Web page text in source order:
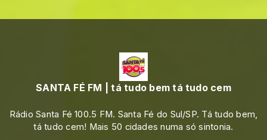
SANTA FÉ FM | tá tudo bem tá tudo cem
Rádio Santa Fé 100.5 FM. Santa Fé do Sul/SP. Tá tudo bem,
tá tudo cem! Mais 50 cidades numa só sintonia.